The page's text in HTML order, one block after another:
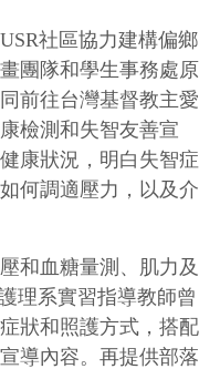
社區協力建構偏鄉
團隊和學生事務處原
前往台灣基督教主愛
檢測和失智友善宣
康狀況，明白失智症
何調適壓力，以及介
和血糖量測、肌力及
理系實習指導教師曾
狀和照護方式，搭配
導內容。再提供部落